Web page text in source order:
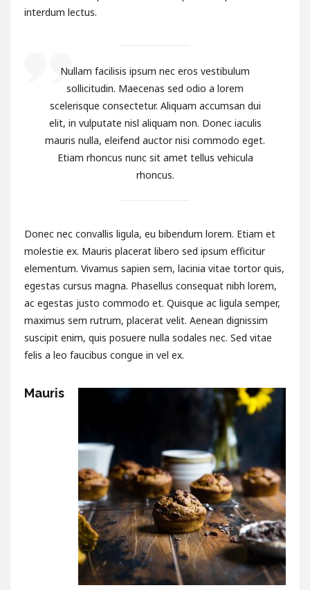
interdum lectus.
Nullam facilisis ipsum nec eros vestibulum
sollicitudin. Maecenas sed odio a lorem
scelerisque consectetur. Aliquam accumsan dui
elit, in vulputate nisl aliquam non. Donec iaculis
mauris nulla, eleifend auctor nisi commodo eget.
Etiam rhoncus nunc sit amet tellus vehicula
rhoncus.
Donec nec convallis ligula, eu bibendum lorem. Etiam et
molestie ex. Mauris placerat libero sed ipsum efficitur
elementum. Vivamus sapien sem, lacinia vitae tortor quis,
egestas cursus magna. Phasellus consequat nibh lorem,
ac egestas justo commodo et. Quisque ac ligula semper,
maximus sem rutrum, placerat velit. Aenean dignissim
suscipit enim, quis posuere nulla sodales nec. Sed vitae
felis a leo faucibus congue in vel ex.
Mauris